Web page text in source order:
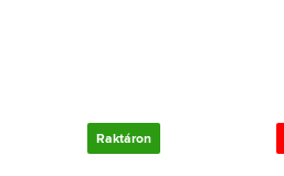
Raktáron